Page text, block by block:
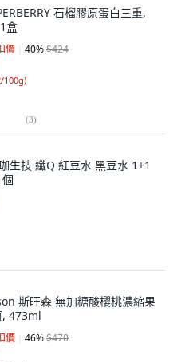
石榴膠原蛋白三重,
盒
價 40%$424
100g)
(3)
生技 纖Q 紅豆水 黑豆水 1+1
斯旺森 無加糖酸櫻桃濃縮果
473ml
價 46%$470